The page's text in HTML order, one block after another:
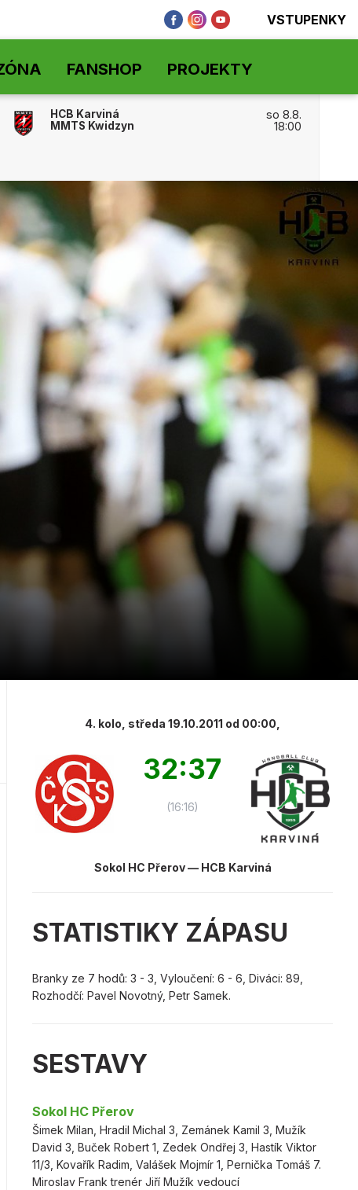
VSTUPENKY
FANSHOP PROJEKTY
HCB Karviná
MMTS Kwidzyn
so 8.8.
18:00
4. kolo, středa 19.10.2011 od 00:00,
32:37
(16:16)
Sokol HC Přerov — HCB Karviná
STATISTIKY ZÁPASU
Branky ze 7 hodů: 3 - 3, Vyloučení: 6 - 6, Diváci: 89,
Rozhodčí: Pavel Novotný, Petr Samek.
SESTAVY
Sokol HC Přerov
Šimek Milan, Hradil Michal 3, Zemánek Kamil 3, Mužík
David 3, Buček Robert 1, Zedek Ondřej 3, Hastík Viktor
11/3, Kovařík Radim, Valášek Mojmír 1, Pernička Tomáš 7.
Miroslav Frank trenér Jiří Mužík vedoucí